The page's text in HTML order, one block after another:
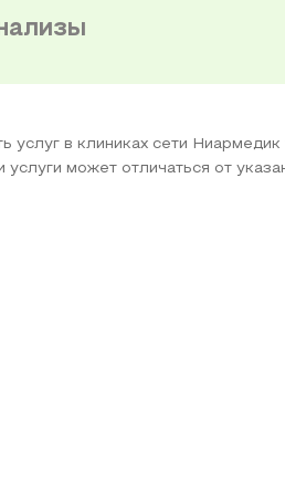
услуг в клиниках сети
может отличаться от